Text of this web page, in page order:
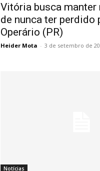
Vitória busca manter
de nunca ter perdido
Operário (PR)
Heider Mota - 3 de setembro de
Notícias